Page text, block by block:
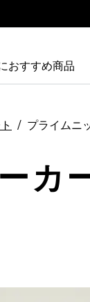
おすすめ商品
プライムニ
カ